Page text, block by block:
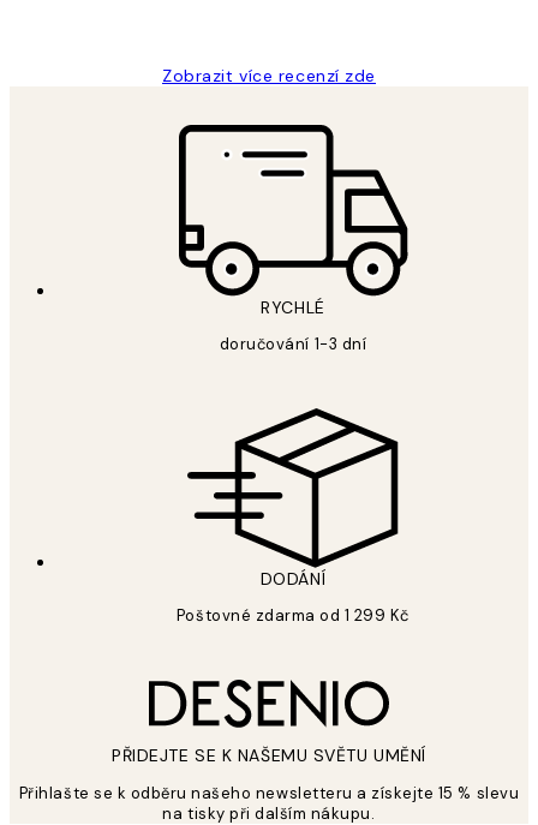
Zobrazit více recenzí zde
RYCHLÉ
doručování 1-3 dní
DODÁNÍ
Poštovné zdarma od 1 299 Kč
PŘIDEJTE SE K NAŠEMU SVĚTU UMĚNÍ
Přihlašte se k odběru našeho newsletteru a získejte 15 % slevu
na tisky při dalším nákupu.